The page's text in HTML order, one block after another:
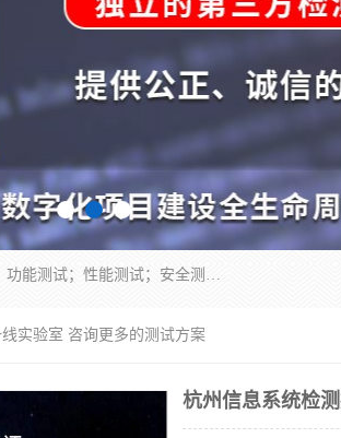
正检信服提供软件产品登记测试；科技项目验收测试；产品确认测试；功能测试；性能测试；安全测试；代码审计测试；漏洞扫描测试；渗透测试；风险评估测试；信息安全等级保护测评；双软认定；实验室建设质量体系建设；软件着作权、软件评测等服务。
实验室 咨询更多的测试方案
杭州信息系统检